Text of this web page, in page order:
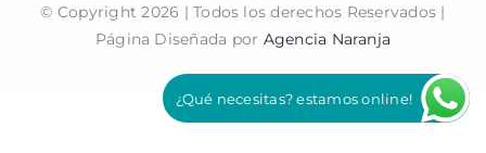
© Copyright2026 | Todos los derechos Reservados |
Página Diseñada por Agencia Naranja
¿Qué necesitas? estamos online!